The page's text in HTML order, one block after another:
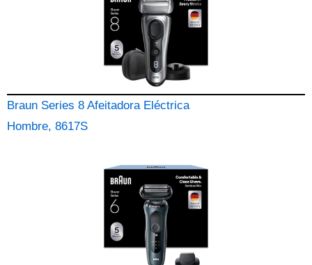
Braun Series 8 Afeitadora Eléctrica
Hombre, 8617S